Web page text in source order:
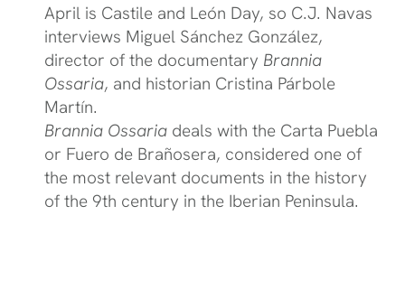
April is Castile and León Day, so C.J. Navas
interviews Miguel Sánchez González,
director of the documentary Brannia
Ossaria, and historian Cristina Párbole
Martín.
Brannia Ossariadeals with the Carta Puebla
or Fuero de Brañosera, considered one of
the most relevant documents in the history
of the 9th century in the Iberian Peninsula.